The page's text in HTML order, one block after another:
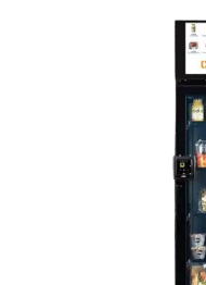
Pour profiter
qualité à toute
proposons
café
préparer un
offrent souvent
large choix
les